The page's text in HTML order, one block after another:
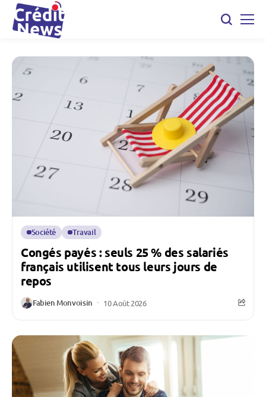
Société Travail
Congés payés : seuls 25 % des salariés
français utilisent tous leurs jours de
repos
Fabien Monvoisin 10 Août 2026